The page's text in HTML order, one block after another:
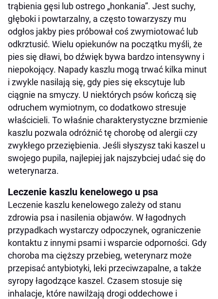
trąbienia gęsi lub ostrego „honkania”. Jest suchy,
głęboki i powtarzalny, a często towarzyszy mu
odgłos jakby pies próbował coś zwymiotować lub
odkrztusić. Wielu opiekunów na początku myśli, że
pies się dławi, bo dźwięk bywa bardzo intensywny i
niepokojący. Napady kaszlu mogą trwać kilka minut
i zwykle nasilają się, gdy pies się ekscytuje lub
ciągnie na smyczy. U niektórych psów kończą się
odruchem wymiotnym, co dodatkowo stresuje
właścicieli. To właśnie charakterystyczne brzmienie
kaszlu pozwala odróżnić tę chorobę od alergii czy
zwykłego przeziębienia. Jeśli słyszysz taki kaszel u
swojego pupila, najlepiej jak najszybciej udać się do
weterynarza.
Leczenie kaszlu kenelowego u psa
Leczenie kaszlu kenelowego zależy od stanu
zdrowia psa i nasilenia objawów. W łagodnych
przypadkach wystarczy odpoczynek, ograniczenie
kontaktu z innymi psami i wsparcie odporności. Gdy
choroba ma cięższy przebieg, weterynarz może
przepisać antybiotyki, leki przeciwzapalne, a także
syropy łagodzące kaszel. Czasem stosuje się
inhalacje, które nawilżają drogi oddechowe i